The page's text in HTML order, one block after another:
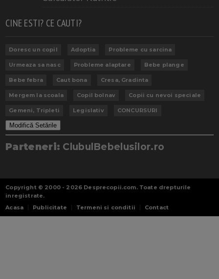
CINE ESTI? CE CAUTI?
Doresc un copil Adoptia Probleme cu sarcina
Urmeaza sa nasc Probleme alaptare Bebe plange
Bebe febra Caut bona Cresa, Gradinta
Mergem la scoala Copil bolnav Copii cu nevoi speciale
Gemeni, Tripleti Legislativ CONCURSURI
Modifică Setările
Parteneri: ClubulBebelusilor.ro
Copyright © 2000 - 2026 Desprecopii.com. Toate drepturile
inregistrate.
Acasa
Publicitate Termeni si conditii Contact